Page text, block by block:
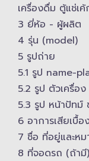
เครื่องดื่ม ตู้แช่เ
3 ยี่ห้อ -​ ผู้ผลิต
4 รุ่น (model)
5 รูปถ่าย
5.1 รูป name-
5.2 รูป ตัวเครื่อ
5.3 รูป หน้าปัทม์
6 อาการเสียเบื้อ
7 ชื่อ ที่อยู่และ​ห
8 ที่จอดรถ (ถ้ามี)​